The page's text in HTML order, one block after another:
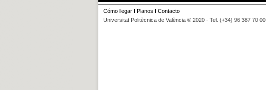
Cómo llegar I Planos I Contacto
Universitat Politècnica de València © 2020 · Tel. (+34) 96 387 70 00